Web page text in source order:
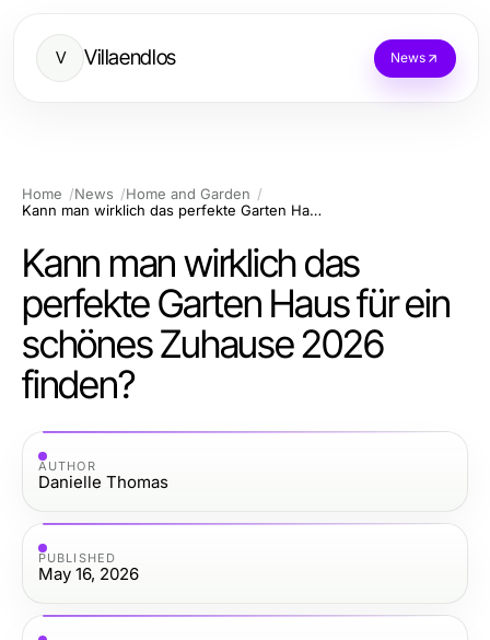
V Villaendlos News
Home News
Home and Garden
Kann man wirklich das perfekte Garten Haus für ein schönes Zuhause 2026 finden?
Kann man wirklich das
perfekte Garten Haus für ein
schönes Zuhause 2026
finden?
AUTHOR
Danielle Thomas
PUBLISHED
May 16, 2026